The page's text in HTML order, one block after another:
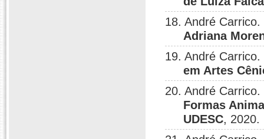
18. André Carrico.
Adriana
19. André Carrico.
em Artes
20. André Carrico.
Formas
UDESC, 2020.